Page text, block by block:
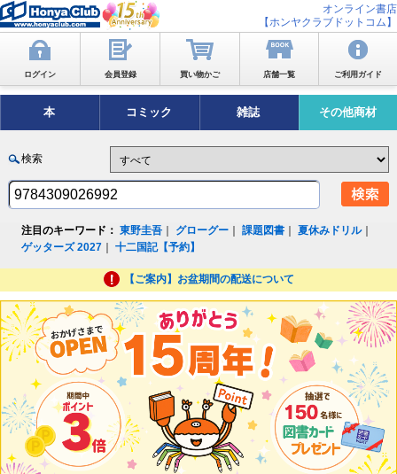
オンライン書店
【ホンヤクラブドットコム】
ログイン 会員登録 買い物かご 店舗一覧 ご利用ガイド
本 コミック 雑誌 その他商材
検索
注目のキーワード： 東野圭吾 グローグー ｜課題図書 ｜夏休みドリル｜
ゲッターズ 2027 ｜十二国記【予約】
【ご案内】お盆期間の配送について